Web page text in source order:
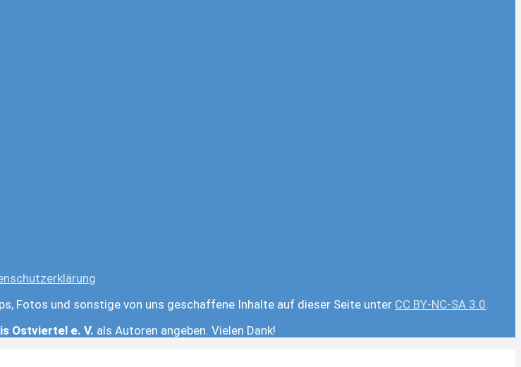
Fotos und sonstige von uns geschaffene Inhalte auf dieser Seite unter CC BY-NC-SA 3.0.
Ostviertel e. V. als Autoren angeben. Vielen Dank!